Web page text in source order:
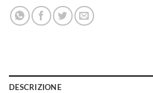
DESCRIZIONE